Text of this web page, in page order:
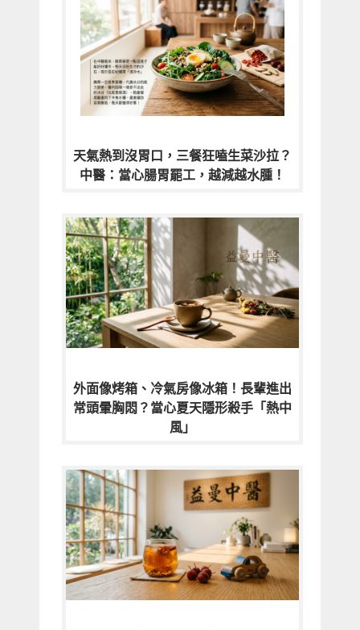
天氣熱到沒胃口，三餐狂嗑生菜沙拉？
中醫：當心腸胃罷工，越減越水腫！
外面像烤箱、冷氣房像冰箱！長輩進出
常頭暈胸悶？當心夏天隱形殺手「熱中
風」